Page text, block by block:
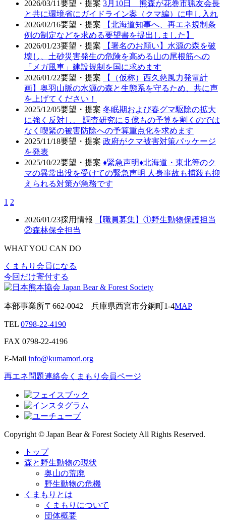
2026/03/11要望・提案 3月10日 熊森が花巻市猟友会長
と共に環境省にガイドライン案（クマ編）に申し入れ
2026/02/16要望・提案
【北海道知事へ、再エネ規制条
例の制定などを求める要望書を提出しました】
2026/01/23要望・提案
【署名のお願い】水源の森を破
壊し、土砂災害発生の危険を高める山の尾根筋への
「メガ風車」建設規制を国に求めます
2026/01/22要望・提案
【（仮称）西久慈風力発電計
画】奥羽山脈の水源の森と生態系を守るため、共に声
を上げてください！
2025/12/05要望・提案 冬眠期および春グマ駆除の拡大
に強く反対し、 調査研究に５億もの予算を割くのでは
なく喫緊の被害防除への予算重点化を求めます
2025/11/18要望・提案 政府がクマ被害対策パッケージ
を発表
2025/10/22要望・提案 ♦️緊急声明♦️北海道・東北等のク
マの異常出没を受けての緊急声明 人身事故も捕殺も抑
えられる対策が急務です
1 2
2026/01/23採用情報
【職員募集】①野生動物保護担当
②森林保全担当
WHAT YOU CAN DO
くまもり会員になる
今回だけ寄付する
本部事業所〒662-0042 兵庫県西宮市分銅町1-4MAP
TEL 0798-22-4190
FAX 0798-22-4196
E-Mail info@kumamori.org
再エネ問題連絡会 くまもり会員ページ
Copyright © Japan Bear & Forest Society All Rights Reserved.
トップ
森と野生動物の現状
奥山の荒廃
野生動物の危機
くまもりとは
くまもりについて
団体概要